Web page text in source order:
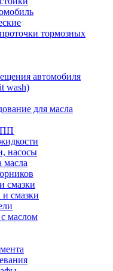
тормозных
автомобиля
wash)
для масла
насосы
масла
смазки
смазки
маслом